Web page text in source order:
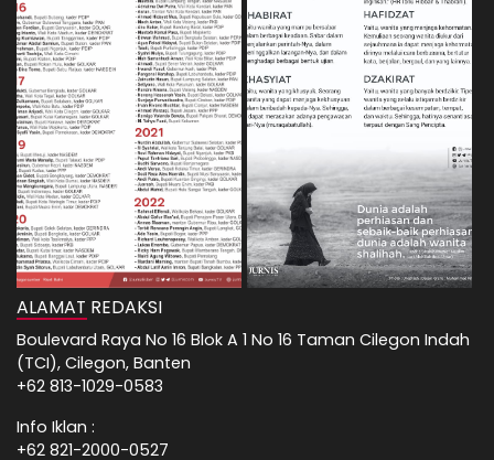
ALAMAT REDAKSI
Boulevard Raya No 16 Blok A 1 No 16 Taman Cilegon Indah
(TCI), Cilegon, Banten
+62 813-1029-0583
Info Iklan :
+62 821-2000-0527